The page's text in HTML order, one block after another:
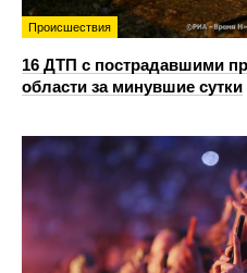
Происшествия
16 ДТП с пострадавшими
области за минувшие сутки